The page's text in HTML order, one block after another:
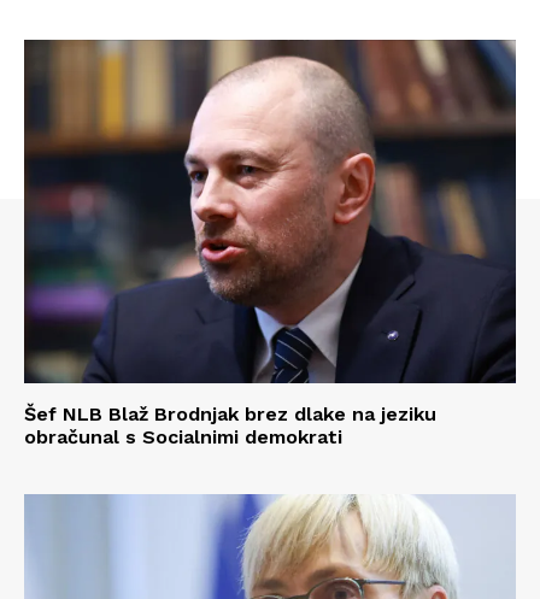
Šef NLB Blaž Brodnjak brez dlake na jeziku
obračunal s Socialnimi demokrati